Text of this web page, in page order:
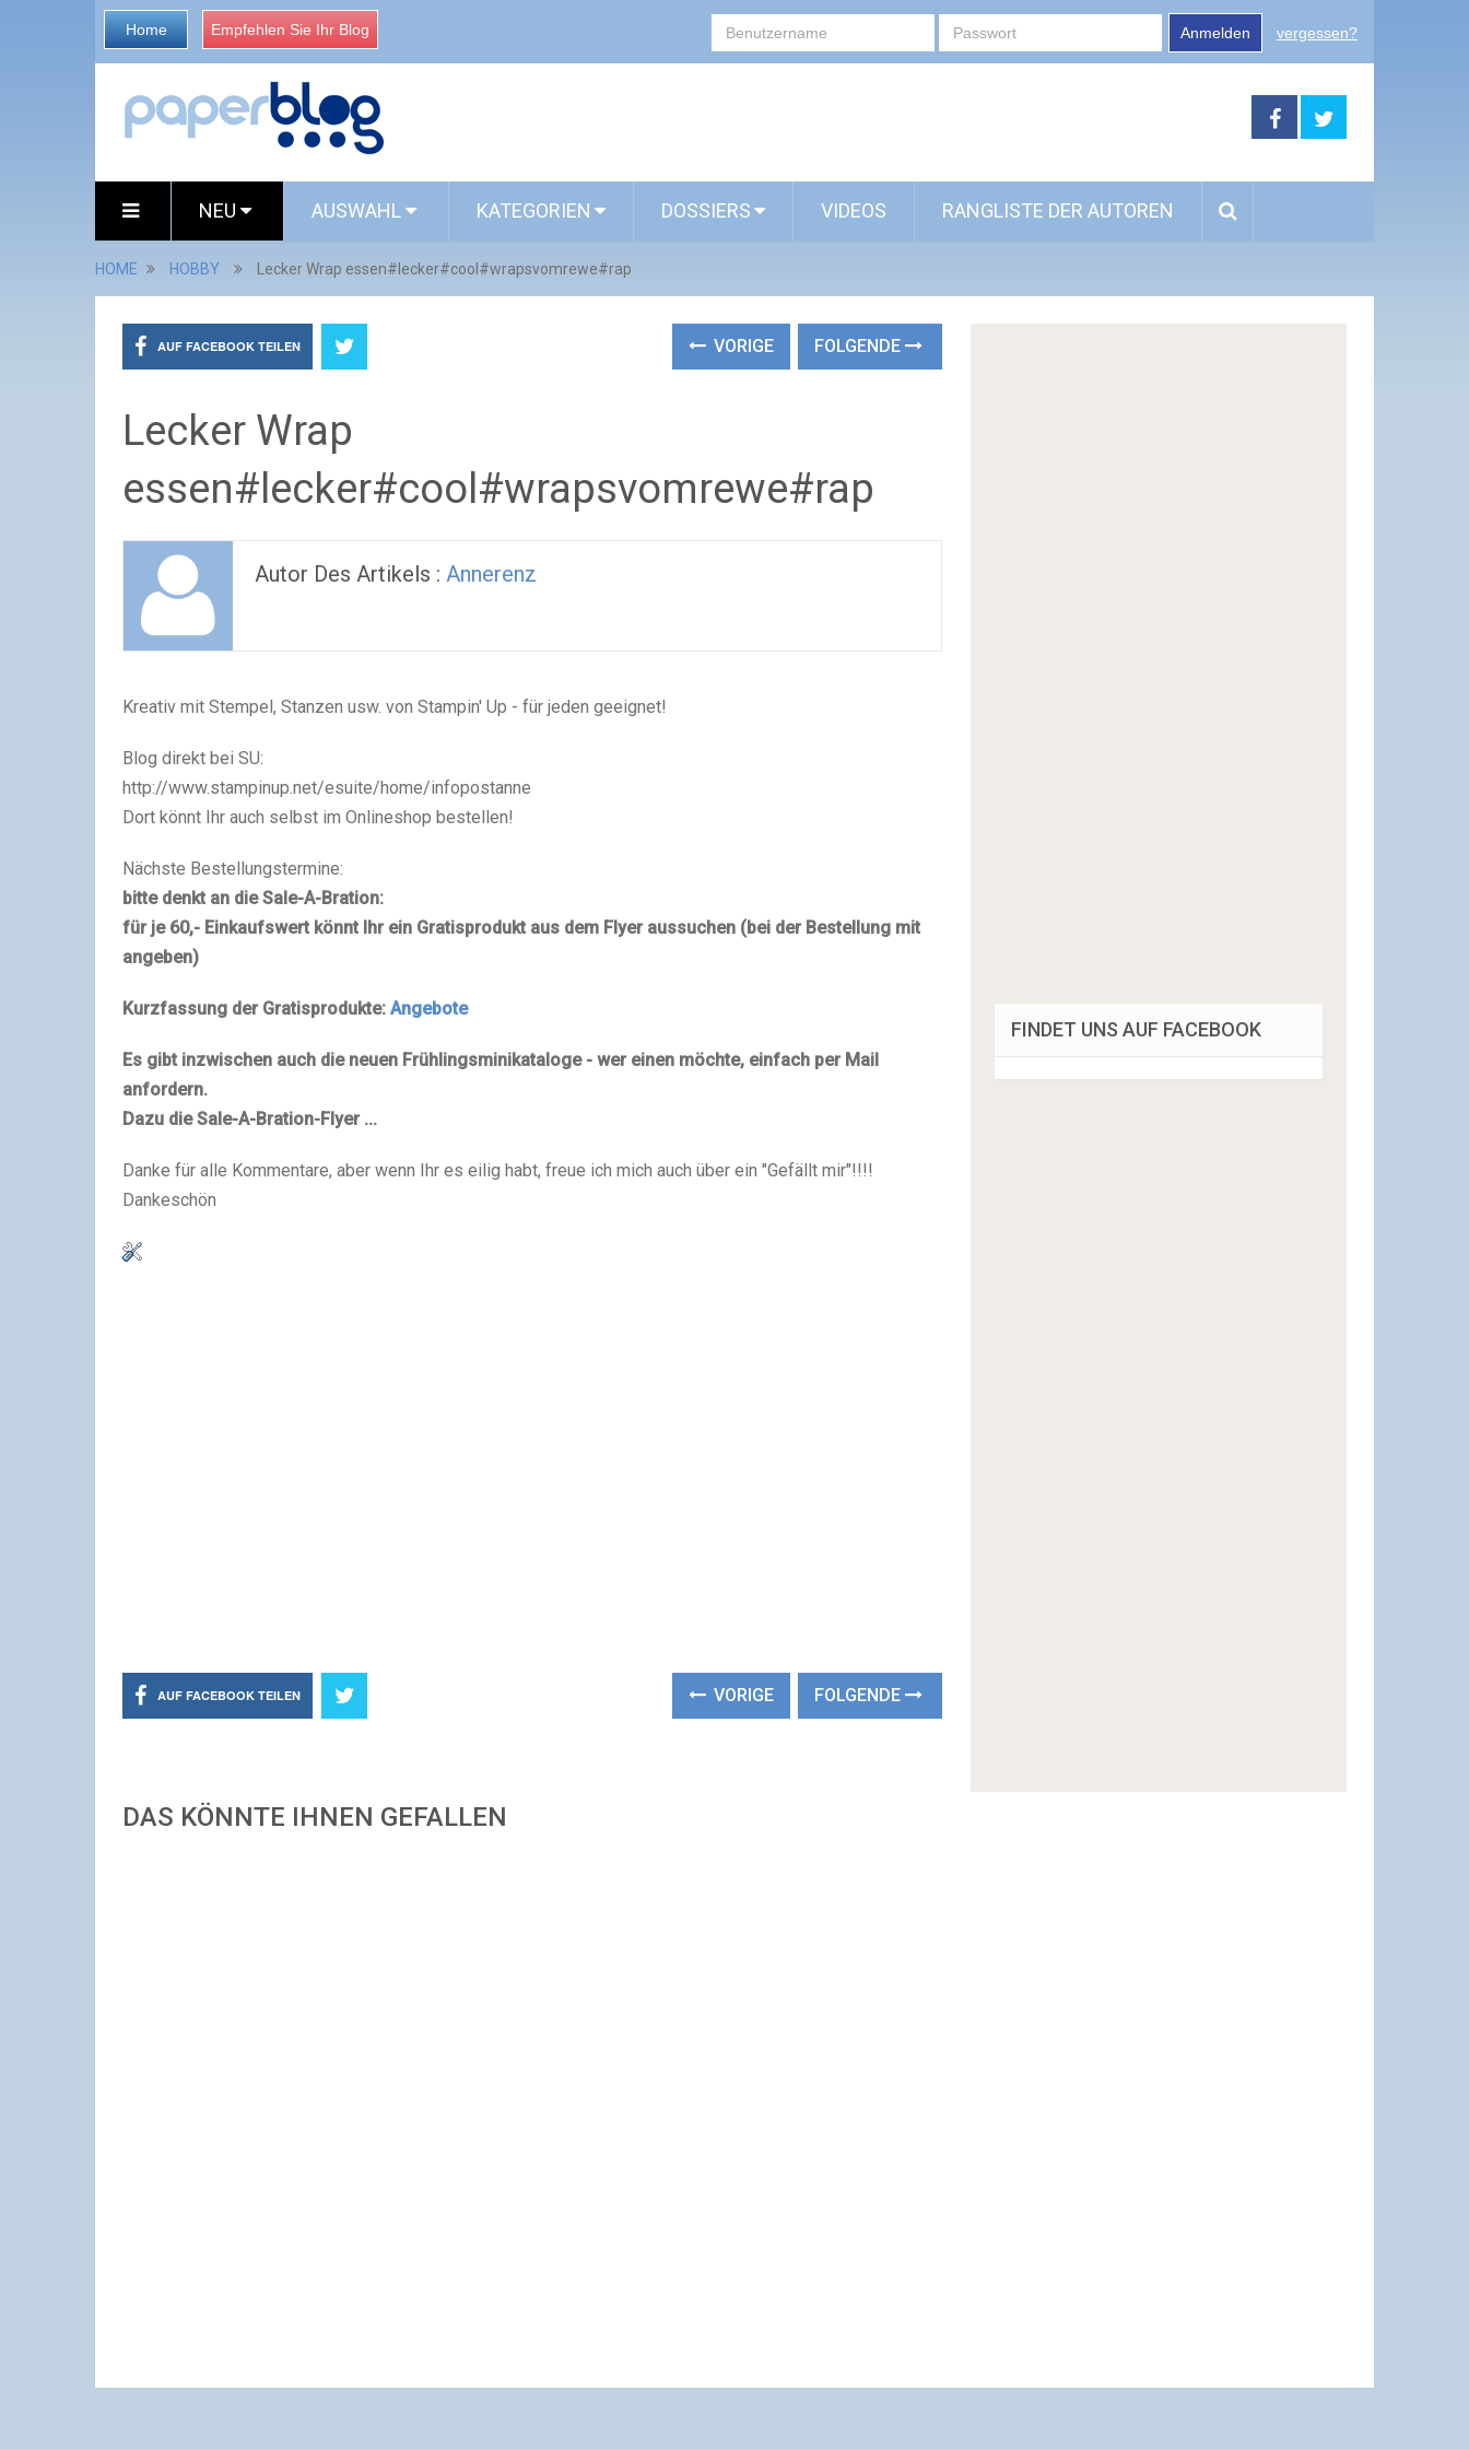
Home Empfehlen Sie Ihr Blog Anmelden vergessen?
NEU AUSWAHL KATEGORIEN DOSSIERS VIDEOS RANGLISTE DER AUTOREN
HOME HOBBY Lecker Wrap essen#lecker#cool#wrapsvomrewe#rap
AUF FACEBOOK TEILEN VORIGE FOLGENDE
Lecker Wrap
essen#lecker#cool#wrapsvomrewe#rap
Autor Des Artikels : Annerenz
Kreativ mit Stempel, Stanzen usw. von Stampin' Up - für jeden geeignet!
Blog direkt bei SU:
http://www.stampinup.net/esuite/home/infopostanne
Dort könnt Ihr auch selbst im Onlineshop bestellen!
Nächste Bestellungstermine:
bitte denkt an die Sale-A-Bration:
für je 60,- Einkaufswert könnt Ihr ein Gratisprodukt aus dem Flyer aussuchen (bei der Bestellung mit
angeben)
Kurzfassung der Gratisprodukte: Angebote
Es gibt inzwischen auch die neuen Frühlingsminikataloge - wer einen möchte, einfach per Mail
anfordern.
Dazu die Sale-A-Bration-Flyer ...
Danke für alle Kommentare, aber wenn Ihr es eilig habt, freue ich mich auch über ein "Gefällt mir"!!!!
Dankeschön
AUF FACEBOOK TEILEN VORIGE FOLGENDE
DAS KÖNNTE IHNEN GEFALLEN
FINDET UNS AUF FACEBOOK